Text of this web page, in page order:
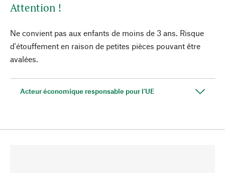
Attention !
Ne convient pas aux enfants de moins de 3 ans. Risque
d'étouffement en raison de petites pièces pouvant être
avalées.
Acteur économique responsable pour l'UE